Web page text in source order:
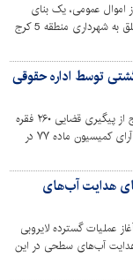
اموال عمومی، یک بنای
اعیانی غیرمجاز که در ملکی متعلق به شهرداری منطقه 5 کرج
شده بود، با حضور
مراجع قضایی به طور کامل
چک برگشتی توسط اداره حقوقی
سرپرست منطقه ۵ شهرداری کرج از پیگیری قضایی ۲۶۰ فقره
چک برگشتی و سامان‌دهی آمار آرای کمیسیون ماده ۷۷ در
مطالبات شهرداری خبر داد.
هدایت آب‌های
از آغاز عملیات گسترده لایروبی
هدایت آب‌های سطحی در این